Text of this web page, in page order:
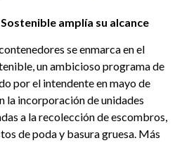
amplía su alcance
se enmarca en el
un ambicioso programa de
por el intendente en mayo de
la incorporación de unidades
a la recolección de escombros,
de poda y basura gruesa. Más